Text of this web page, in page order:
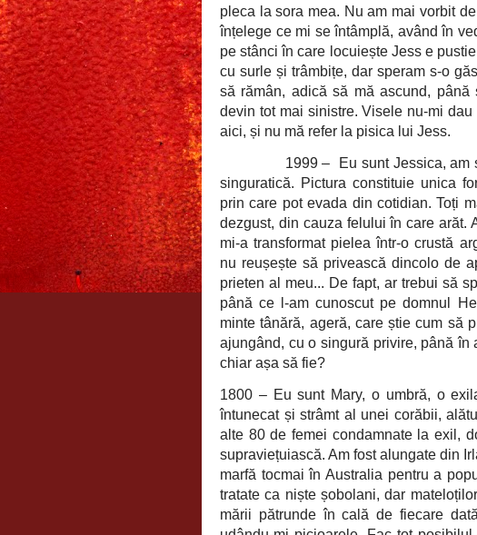
pleca la sora mea. Nu am mai vorbit
înțelege ce mi se întâmplă, având în
pe stânci în care locuiește Jess e
cu surle și trâmbițe, dar speram s-o
să rămân, adică să mă ascund,
devin tot mai sinistre. Visele nu-mi
aici, și nu mă refer la pisica lui Jess.
1999 –
Eu sunt Jessica,
singuratică. Pictura constituie unica
prin care pot evada din cotidian. Toți
dezgust, din cauza felului în care arăt.
mi-a transformat pielea într-o crustă
nu reușește să privească dincolo de
prieten al meu... De fapt, ar trebui să
până ce l-am cunoscut pe domnul
minte tânără, ageră, care știe cum să
ajungând, cu o singură privire, până
chiar așa să fie?
1800 – Eu sunt Mary, o umbră, o
întunecat și strâmt al unei corăbii,
alte 80 de femei condamnate la exil,
supraviețuiască. Am fost alungate din
marfă tocmai în Australia pentru a
tratate ca niște șobolani, dar
mării pătrunde în cală de fiecare